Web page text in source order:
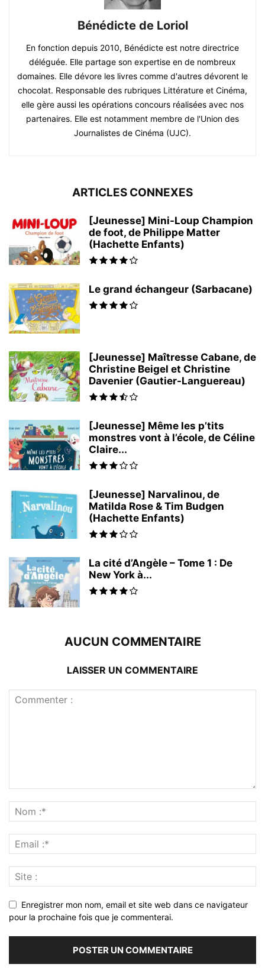
Bénédicte de Loriol
En fonction depuis 2010, Bénédicte est notre directrice
déléguée. Elle partage son expertise en de nombreux
domaines. Elle dévore les livres comme d'autres dévorent le
chocolat. Responsable des rubriques Littérature et Cinéma,
elle gère aussi les opérations concours réalisées avec nos
partenaires. Elle est notamment membre de l'Union des
Journalistes de Cinéma (UJC).
ARTICLES CONNEXES
[Jeunesse] Mini-Loup Champion
de foot, de Philippe Matter
(Hachette Enfants)
Le grand échangeur (Sarbacane)
[Jeunesse] Maîtresse Cabane, de
Christine Beigel et Christine
Davenier (Gautier-Languereau)
[Jeunesse] Même les p’tits
monstres vont à l’école, de Céline
Claire...
[Jeunesse] Narvalinou, de
Matilda Rose & Tim Budgen
(Hachette Enfants)
La cité d’Angèle – Tome 1 : De
New York à...
AUCUN COMMENTAIRE
LAISSER UN COMMENTAIRE
Enregistrer mon nom, email et site web dans ce navigateur
pour la prochaine fois que je commenterai.